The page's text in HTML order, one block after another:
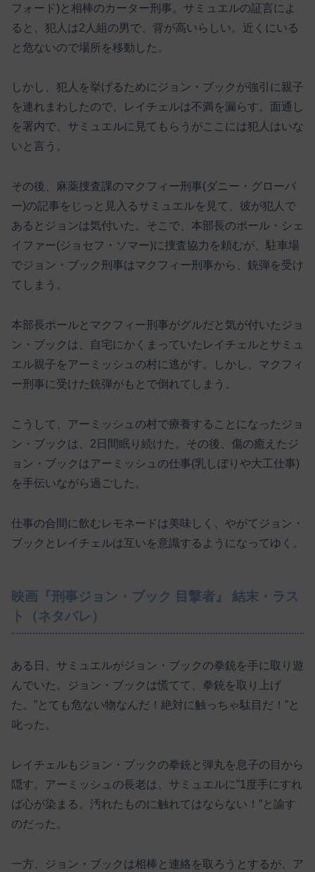
フォード)と相棒のカーター刑事。サミュエルの証言によ
ると、犯人は2人組の男で、背が高いらしい。近くにいる
と危ないので場所を移動した。
しかし、犯人を挙げるためにジョン・ブックが強引に親子
を連れまわしたので、レイチェルは不満を漏らす。面通し
を署内で、サミュエルに見てもらうがここには犯人はいな
いと言う。
その後、麻薬捜査課のマクフィー刑事(ダニー・グローバ
ー)の記事をじっと見入るサミュエルを見て、彼が犯人で
あるとジョンは気付いた。そこで、本部長のポール・シェ
イファー(ジョセフ・ソマー)に捜査協力を頼むが、駐車場
でジョン・ブック刑事はマクフィー刑事から、銃弾を受け
てしまう。
本部長ポールとマクフィー刑事がグルだと気が付いたジョ
ン・ブックは、自宅にかくまっていたレイチェルとサミュ
エル親子をアーミッシュの村に逃がす。しかし、マクフィ
ー刑事に受けた銃弾がもとで倒れてしまう。
こうして、アーミッシュの村で療養することになったジョ
ン・ブックは、2日間眠り続けた。その後、傷の癒えたジ
ョン・ブックはアーミッシュの仕事(乳しぼりや大工仕事)
を手伝いながら過ごした。
仕事の合間に飲むレモネードは美味しく、やがてジョン・
ブックとレイチェルは互いを意識するようになってゆく。
映画『刑事ジョン・ブック 目撃者』 結末・ラス
ト（ネタバレ）
ある日、サミュエルがジョン・ブックの拳銃を手に取り遊
んでいた。ジョン・ブックは慌てて、拳銃を取り上げ
た。”とても危ない物なんだ！絶対に触っちゃ駄目だ！”と
叱った。
レイチェルもジョン・ブックの拳銃と弾丸を息子の目から
隠す。アーミッシュの長老は、サミュエルに”1度手にすれ
ば心が染まる。汚れたものに触れてはならない！”と諭す
のだった。
一方、ジョン・ブックは相棒と連絡を取ろうとするが、ア